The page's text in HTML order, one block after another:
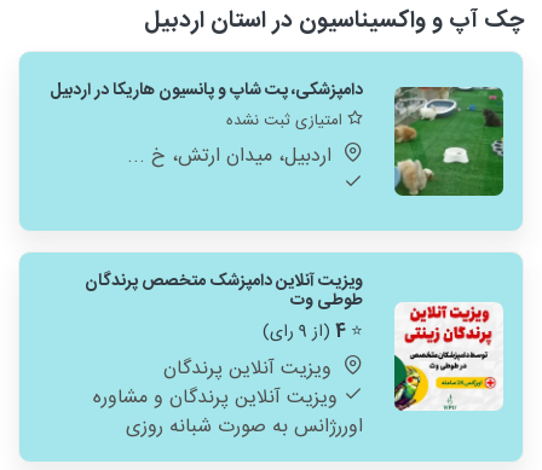
چک آپ و واکسیناسیون در استان اردبیل
دامپزشکی، پت شاپ و پانسیون هاریکا در اردبیل
امتیازی ثبت نشده
اردبیل، میدان ارتش، خ ...
ویزیت آنلاین دامپزشک متخصص پرندگان
طوطی وت
⭐
4 (از 9 رای)
ویزیت آنلاین پرندگان
ویزیت آنلاین پرندگان و مشاوره
اوررژانس به صورت شبانه روزی